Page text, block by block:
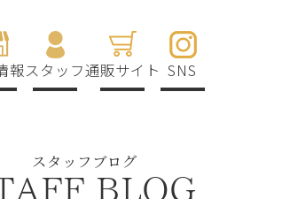
報スタッフ通販サイト SNS
スタッフブログ
BLOG